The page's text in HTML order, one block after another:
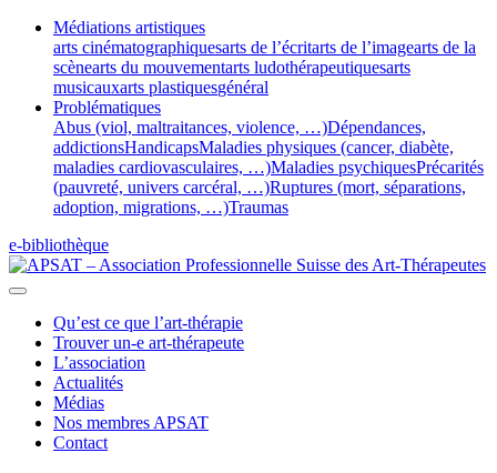
Médiations artistiques
arts cinématographiquesarts de l’écritarts de l’imagearts de la
scènearts du mouvementarts ludothérapeutiquesarts
musicauxarts plastiquesgénéral
Problématiques
Abus (viol, maltraitances, violence, …)Dépendances,
addictionsHandicapsMaladies physiques (cancer, diabète,
maladies cardiovasculaires, …)Maladies psychiquesPrécarités
(pauvreté, univers carcéral, …)Ruptures (mort, séparations,
adoption, migrations, …)Traumas
e-bibliothèque
Qu’est ce que l’art-thérapie
Trouver un-e art-thérapeute
L’association
Actualités
Médias
Nos membres APSAT
Contact